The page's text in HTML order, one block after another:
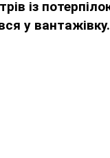
із
у вантажівку.